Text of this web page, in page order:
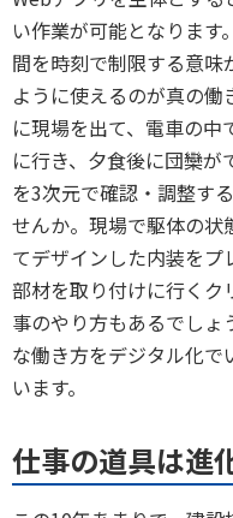
い作業が可能となりま
間を時刻で制限する意味
ように使えるのが真の働
に現場を出て、電車の
に行き、夕食後に団欒
を3次元で確認・調整す
せんか。現場で駆体の状
てデザインした内装を
部材を取り付けに行くク
事のやり方もあるでしょ
な働き方をデジタル化
います。
仕事の道具は進